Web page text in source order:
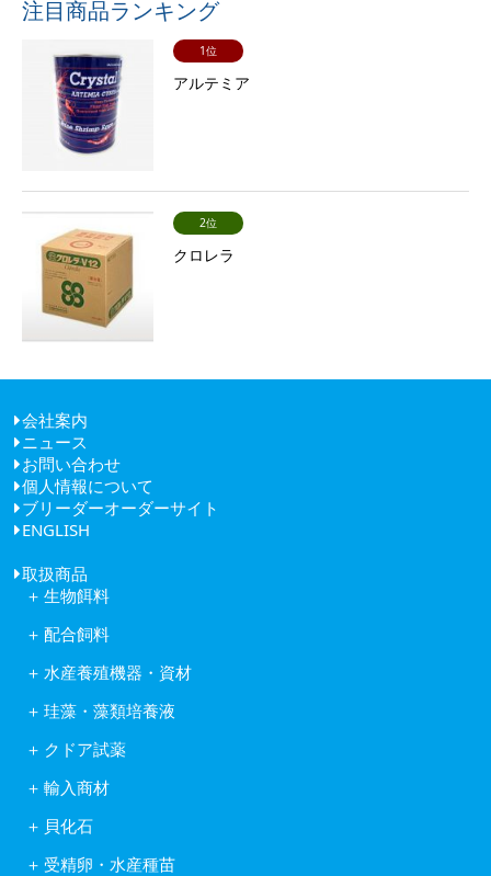
注目商品ランキング
1位
アルテミア
2位
クロレラ
会社案内
ごあいさつ
経営理念
健康経営
会社概要
アクセス
ニュース
お問い合わせ
個人情報について
ブリーダーオーダーサイト
ENGLISH
取扱商品
生物餌料
ワムシ
アルテミア
コペポーダ
タマミジンコ休眠卵
配合飼料
株式会社ヒガシマル
フィード・ワン株式会社
林兼産業株式会社
日本農産工業株式会社
水産養殖機器・資材
岩崎紫外線殺菌システム
水産用酸素ガス発生装置
活魚移送用ポンプピンピンZ型
自動給餌機
ソフテックス
酸素発生器オージネーター601
珪藻・藻類培養液
藻類培養液KW21
含水ケイ酸ゲルカルチャー
Reed Mariculture社製品
クドア試薬
輸入商材
アルテミア
コペポーダ
貝化石
フィッシュグリーン
受精卵・水産種苗